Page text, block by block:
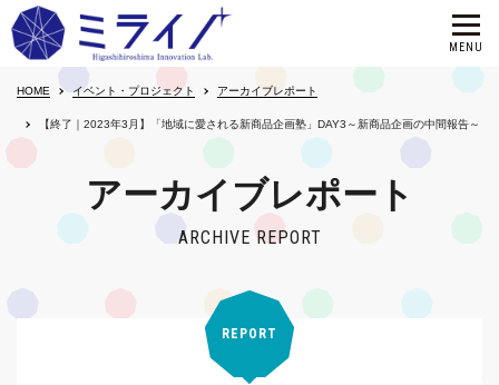
HOME イベント・プロジェクト アーカイブレポート
【終了｜2023年3月】「地域に愛される新商品企画塾」DAY3～新商品企画の中間報告～
アーカイブレポート
ARCHIVE REPORT
REPORT